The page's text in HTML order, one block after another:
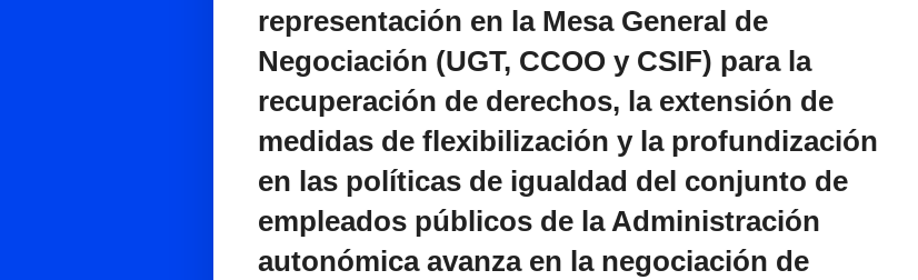
representación en la Mesa General de
Negociación (UGT, CCOO y CSIF) para la
recuperación de derechos, la extensión de
medidas de flexibilización y la profundización
en las políticas de igualdad del conjunto de
empleados públicos de la Administración
autonómica avanza en la negociación de